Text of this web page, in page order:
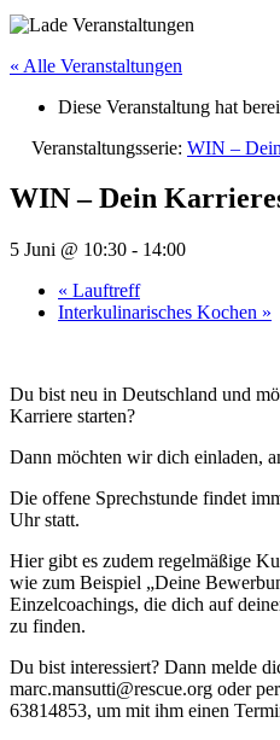
« Alle Veranstaltungen
Diese Veranstaltung hat
Veranstaltungsserie: WIN –
WIN – Dein
5 Juni @ 10:30 - 14:00
« Lauftreff
Interkulinarisches Kochen »
Du bist neu in Deutschland und
Karriere starten?
Dann möchten wir dich einladen,
Die offene Sprechstunde findet
Uhr statt.
Hier gibt es zudem regelmäßige
wie zum Beispiel „Deine
Einzelcoachings, die dich auf
zu finden.
Du bist interessiert? Dann melde
marc.mansutti@rescue.org oder
63814853, um mit ihm einen